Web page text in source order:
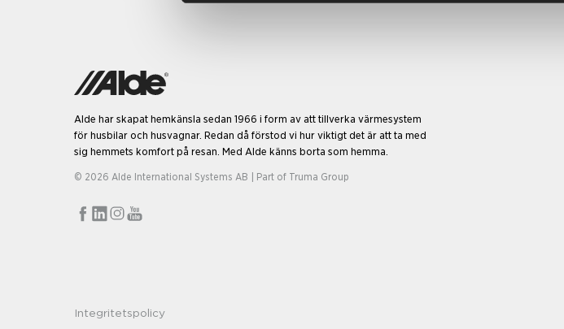
Alde har skapat hemkänsla sedan 1966 i form av att tillverka värmesystem
för husbilar och husvagnar. Redan då förstod vi hur viktigt det är att ta med
sig hemmets komfort på resan. Med Alde känns borta som hemma.
© 2026 Alde International Systems AB | Part of Truma Group
Integritetspolicy